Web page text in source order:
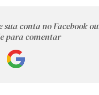
sua conta no Facebook ou
para comentar